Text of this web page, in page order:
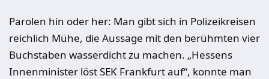
Parolen hin oder her: Man gibt sich in Polizeikreisen
reichlich Mühe, die Aussage mit den berühmten vier
Buchstaben wasserdicht zu machen. „Hessens
Innenminister löst SEK Frankfurt auf“, konnte man